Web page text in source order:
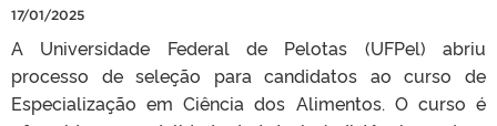
17/01/2025
A Universidade Federal de Pelotas (UFPel) abriu
processo de seleção para candidatos ao curso de
Especialização em Ciência dos Alimentos. O curso é